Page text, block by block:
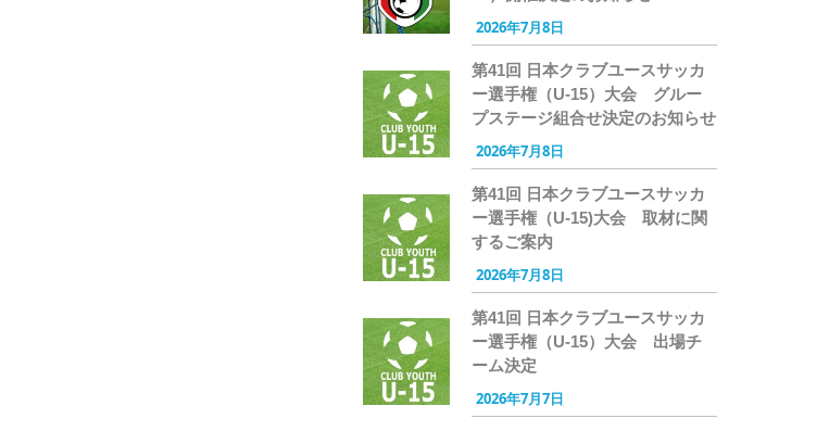
2026年7月8日
第41回 日本クラブユースサッカ
ー選手権（U-15）大会 グルー
プステージ組合せ決定のお知らせ
2026年7月8日
第41回 日本クラブユースサッカ
ー選手権（U-15)大会 取材に関
するご案内
2026年7月8日
第41回 日本クラブユースサッカ
ー選手権（U-15）大会 出場チ
ーム決定
2026年7月7日